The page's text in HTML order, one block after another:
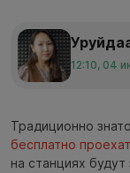
12:10, 04
Традиционно
бесплатно
на станциях